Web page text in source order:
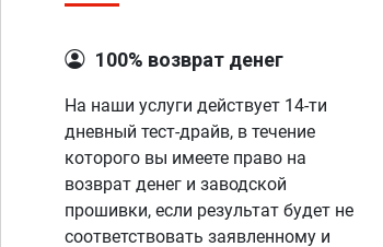
100% возврат денег
На наши услуги действует 14-ти
дневный тест-драйв, в течение
которого вы имеете право на
возврат денег и заводской
прошивки, если результат будет не
соответствовать заявленному и